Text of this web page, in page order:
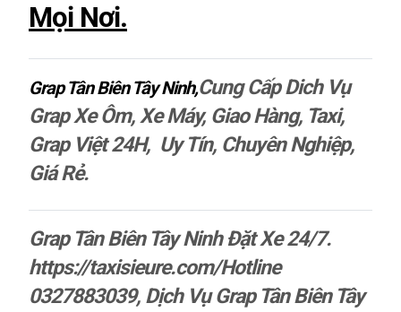
Mọi Nơi.
Grap Tân Biên Tây Ninh,Cung Cấp Dich Vụ
Grap Xe Ôm, Xe Máy, Giao Hàng, Taxi,
Grap Việt 24H, Uy Tín, Chuyên Nghiệp,
Giá Rẻ.
Grap Tân Biên Tây Ninh Đặt Xe 24/7.
https://taxisieure.com/Hotline
0327883039, Dịch Vụ Grap Tân Biên Tây